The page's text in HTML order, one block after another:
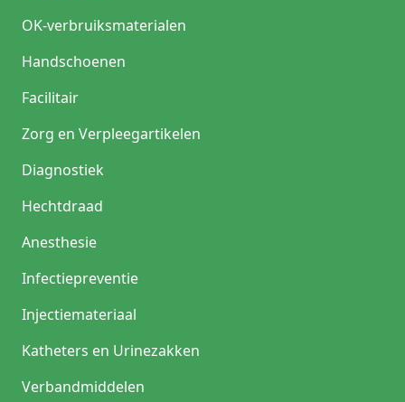
OK-verbruiksmaterialen
Handschoenen
Facilitair
Zorg en Verpleegartikelen
Diagnostiek
Hechtdraad
Anesthesie
Infectiepreventie
Injectiemateriaal
Katheters en Urinezakken
Verbandmiddelen